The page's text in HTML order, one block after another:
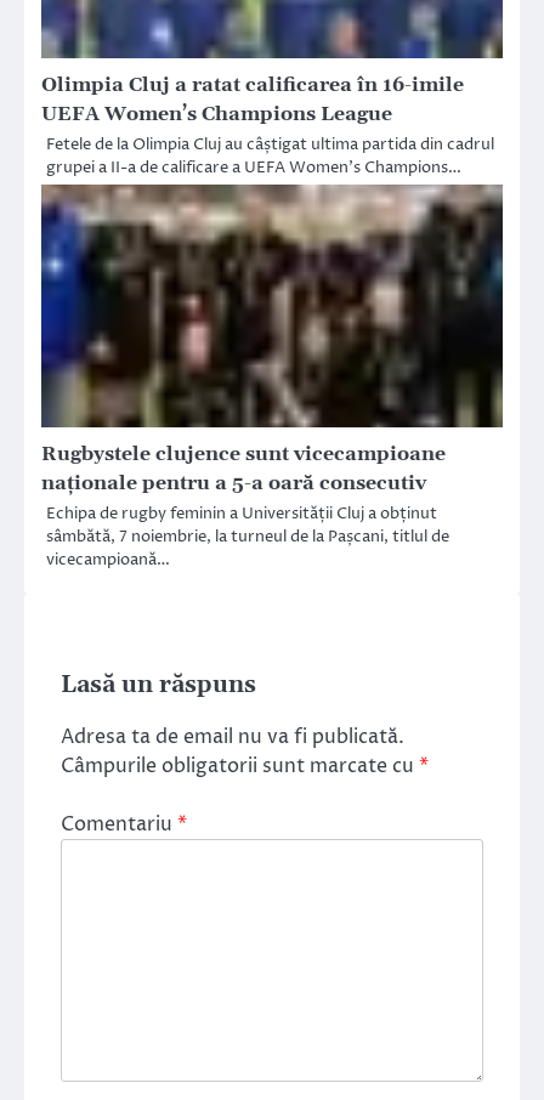
Olimpia Cluj a ratat calificarea în 16-imile
UEFA Women’s Champions League
Fetele de la Olimpia Cluj au câștigat ultima partida din cadrul
grupei a II-a de calificare a UEFA Women’s Champions…
Rugbystele clujence sunt vicecampioane
naționale pentru a 5-a oară consecutiv
Echipa de rugby feminin a Universității Cluj a obținut
sâmbătă, 7 noiembrie, la turneul de la Pașcani, titlul de
vicecampioană…
Lasă un răspuns
Adresa ta de email nu va fi publicată.
Câmpurile obligatorii sunt marcate cu *
Comentariu *